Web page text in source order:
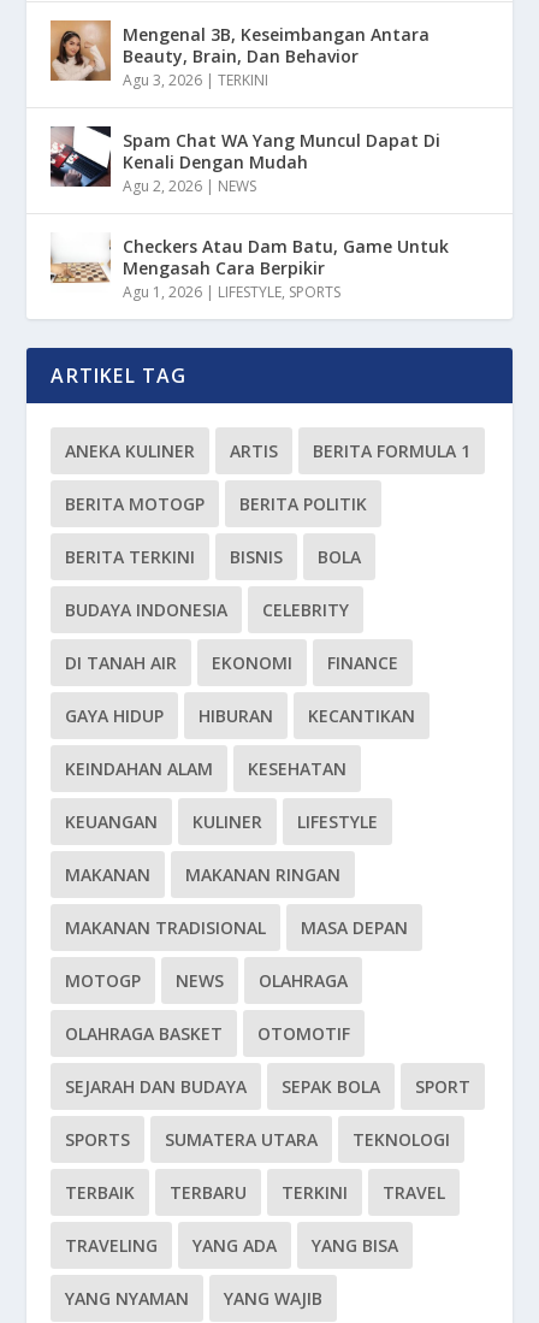
Mengenal 3B, Keseimbangan Antara
Beauty, Brain, Dan Behavior
Agu 3, 2026 |TERKINI
Spam Chat WA Yang Muncul Dapat Di
Kenali Dengan Mudah
Agu 2, 2026 | NEWS
Checkers Atau Dam Batu, Game Untuk
Mengasah Cara Berpikir
Agu 1, 2026 | LIFESTYLE, SPORTS
ARTIKEL TAG
ANEKA KULINER ARTIS BERITA FORMULA 1
BERITA MOTOGP BERITA POLITIK
BERITA TERKINI BISNIS BOLA
BUDAYA INDONESIA CELEBRITY
DI TANAH AIR EKONOMI FINANCE
GAYA HIDUP HIBURAN KECANTIKAN
KEINDAHAN ALAM KESEHATAN
KEUANGAN KULINER LIFESTYLE
MAKANAN MAKANAN RINGAN
MAKANAN TRADISIONAL MASA DEPAN
MOTOGP NEWS OLAHRAGA
OLAHRAGA BASKET OTOMOTIF
SEJARAH DAN BUDAYA SEPAK BOLA SPORT
SPORTS SUMATERA UTARA TEKNOLOGI
TERBAIK TERBARU TERKINI TRAVEL
TRAVELING YANG ADA YANG BISA
YANG NYAMAN YANG WAJIB